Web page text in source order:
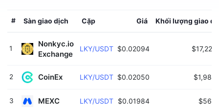
# Sàn giao dịch Cặp Giá Khối lượng giao
1
Nonkyc.io
Exchange
LKY/USDT $0.02094
2 CoinEx LKY/USDT $0.02050
3 MEXC LKY/USDT $0.01984